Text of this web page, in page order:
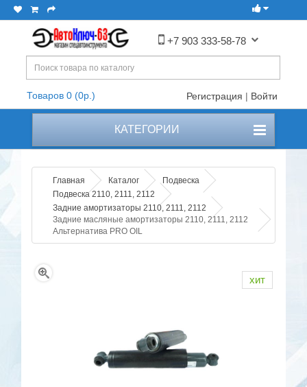
+7 903 333-58-78
Товаров 0 (0р.) Регистрация | Войти
КАТЕГОРИИ
Главная Каталог
Подвеска
Подвеска 2110, 2111, 2112
Задние амортизаторы 2110, 2111, 2112
Задние масляные амортизаторы 2110, 2111, 2112
Альтернатива PRO OIL
хит